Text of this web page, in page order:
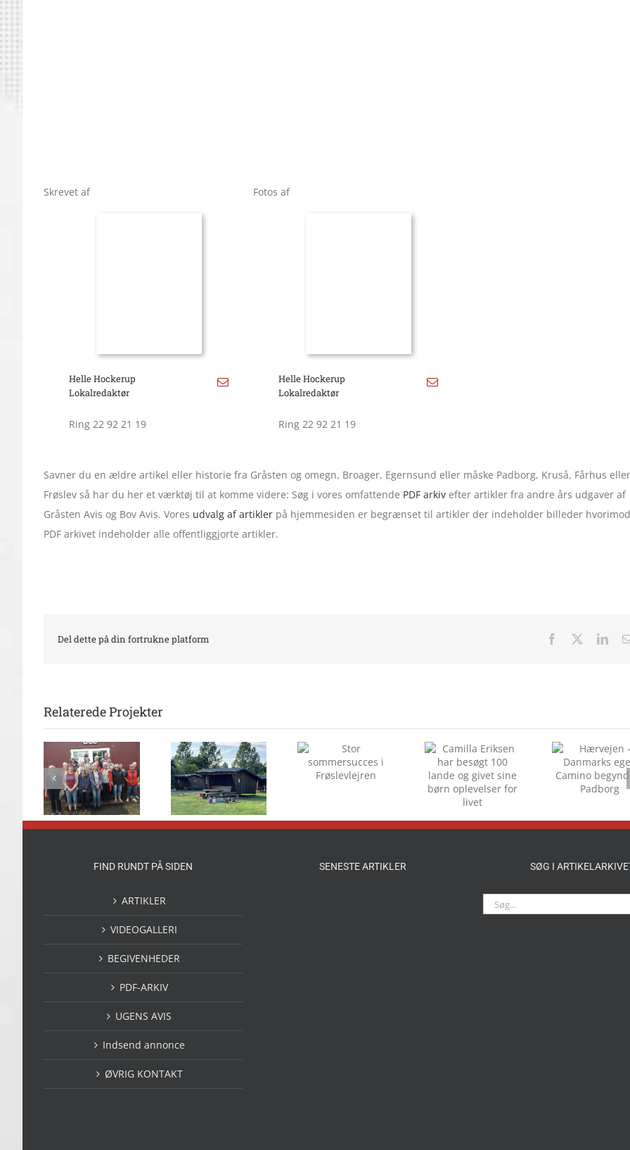
Skrevet af
Helle Hockerup
Lokalredaktør
Ring 22 92 21 19
Fotos af
Helle Hockerup
Lokalredaktør
Ring 22 92 21 19
Savner du en ældre artikel eller historie fra Gråsten og omegn, Broager, Egernsund eller måske Padborg, Kruså, Fårhus eller
Frøslev så har du her et værktøj til at komme videre: Søg i vores omfattende PDF arkiv efter artikler fra andre års udgaver af
Gråsten Avis og Bov Avis. Vores udvalg af artiklerpå hjemmesiden er begrænset til artikler der indeholder billeder hvorimod
PDF arkivet indeholder alle offentliggjorte artikler.
Del dette på din fortrukne platform Facebook
Relaterede Projekter
Naturoplevelser
i Kollund
Naturunivers
tiltrækker
mange
besøgende
Stor
sommersucces i
Frøslevlejren
Camilla Eriksen
har besøgt 100
lande og givet
Hærvejen –
Danmarks egen
Camino
begynder i
FIND RUNDT PÅ SIDEN
ARTIKLER
VIDEOGALLERI
BEGIVENHEDER
PDF-ARKIV
UGENS AVIS
Indsend annonce
ØVRIG KONTAKT
SENESTE ARTIKLER SØG I
Søg
efter: